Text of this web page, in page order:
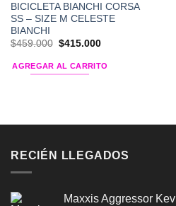
BICICLETA BIANCHI CORSA
SS – SIZE M CELESTE
BIANCHI
$459.000 El
original
era:
$415.000El
actual
es:
AGREGAR AL CARRITO
RECIÉN LLEGADOS
Maxxis Aggressor